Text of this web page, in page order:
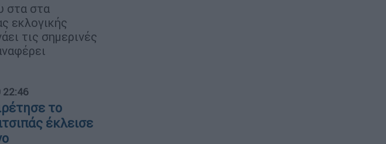
στα στα
εκλογικής
τις σημερινές
22:46
το
έκλεισε